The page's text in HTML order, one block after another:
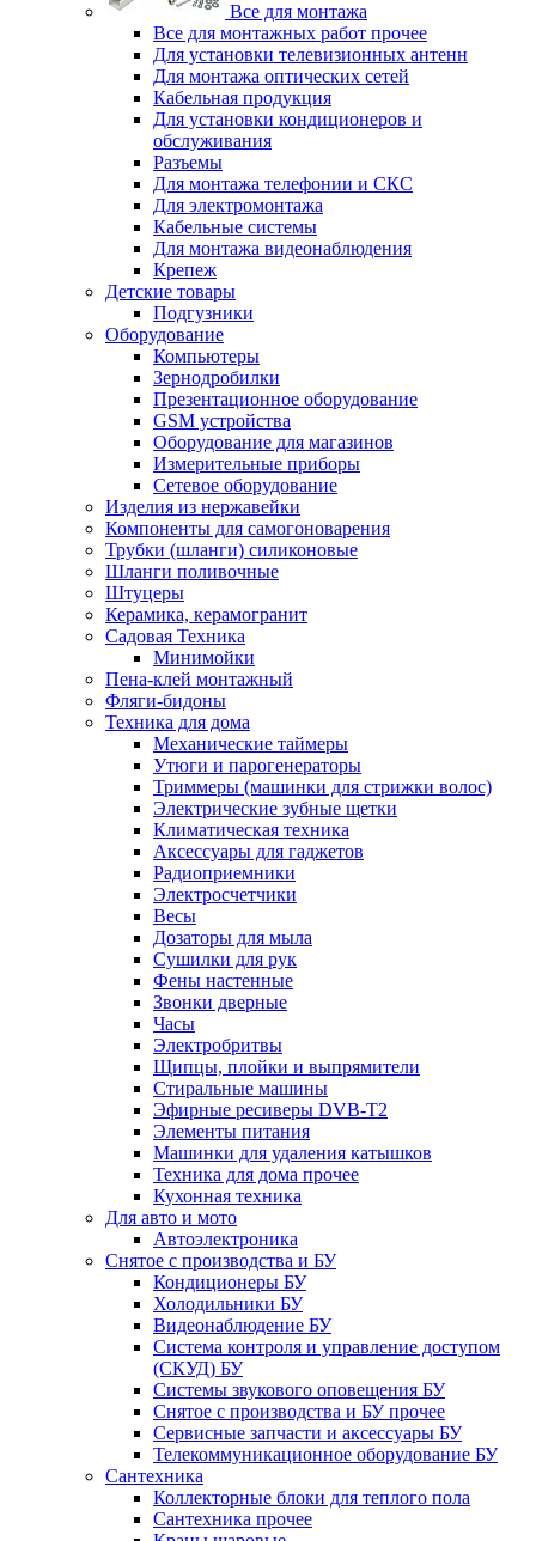
Все для монтажа
Все для монтажных работ прочее
Для установки телевизионных антенн
Для монтажа оптических сетей
Кабельная продукция
Для установки кондиционеров и
обслуживания
Разъемы
Для монтажа телефонии и СКС
Для электромонтажа
Кабельные системы
Для монтажа видеонаблюдения
Крепеж
Детские товары
Подгузники
Оборудование
Компьютеры
Зернодробилки
Презентационное оборудование
GSM устройства
Оборудование для магазинов
Измерительные приборы
Сетевое оборудование
Изделия из нержавейки
Компоненты для самогоноварения
Трубки (шланги) силиконовые
Шланги поливочные
Штуцеры
Керамика, керамогранит
Садовая Техника
Минимойки
Пена-клей монтажный
Фляги-бидоны
Техника для дома
Механические таймеры
Утюги и парогенераторы
Триммеры (машинки для стрижки волос)
Электрические зубные щетки
Климатическая техника
Аксессуары для гаджетов
Радиоприемники
Электросчетчики
Весы
Дозаторы для мыла
Сушилки для рук
Фены настенные
Звонки дверные
Часы
Электробритвы
Щипцы, плойки и выпрямители
Стиральные машины
Эфирные ресиверы DVB-T2
Элементы питания
Машинки для удаления катышков
Техника для дома прочее
Кухонная техника
Для авто и мото
Автоэлектроника
Снятое с производства и БУ
Кондиционеры БУ
Холодильники БУ
Видеонаблюдение БУ
Система контроля и управление доступом
(СКУД) БУ
Системы звукового оповещения БУ
Снятое с производства и БУ прочее
Сервисные запчасти и аксессуары БУ
Телекоммуникационное оборудование БУ
Сантехника
Коллекторные блоки для теплого пола
Сантехника прочее